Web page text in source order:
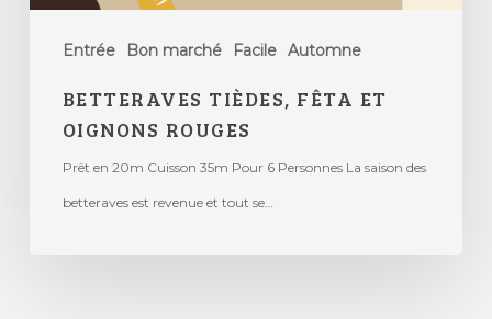
Entrée Bon marché Facile Automne
BETTERAVES TIÈDES, FÊTA ET
OIGNONS ROUGES
Prêt en 20m Cuisson 35m Pour 6 Personnes La saison des
betteraves est revenue et tout se…